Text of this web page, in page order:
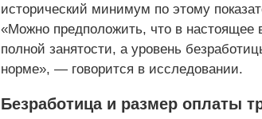
исторический минимум по этому
«Можно предположить, что в настоящее
полной занятости, а уровень
норме», — говорится в исследовании.
Безработица и размер оплаты